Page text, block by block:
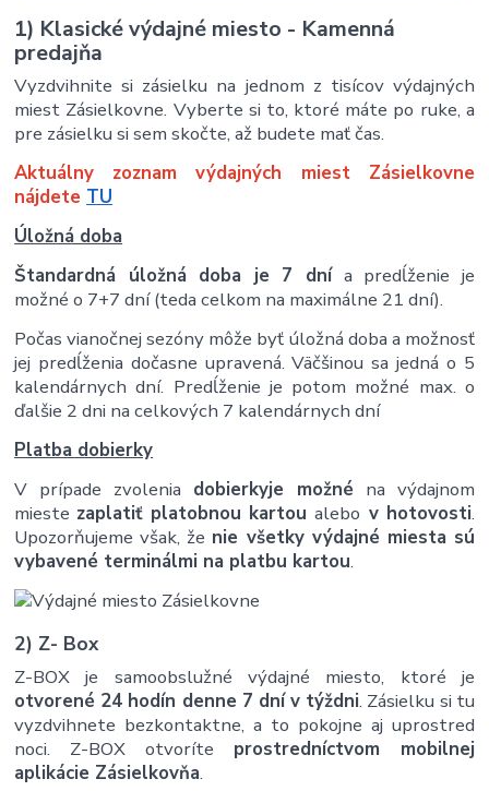
1) Klasické výdajné miesto - Kamenná
predajňa
Vyzdvihnite si zásielku na jednom z tisícov výdajných
miest Zásielkovne. Vyberte si to, ktoré máte po ruke, a
pre zásielku si sem skočte, až budete mať čas.
Aktuálny zoznam výdajných miest Zásielkovne
nájdete TU
Úložná doba
Štandardná úložná doba je 7 dnía predĺženie je
možné o 7+7 dní (teda celkom na maximálne 21 dní).
Počas vianočnej sezóny môže byť úložná doba a možnosť
jej predĺženia dočasne upravená. Väčšinou sa jedná o 5
kalendárnych dní. Predĺženie je potom možné max. o
ďalšie 2 dni na celkových 7 kalendárnych dní
Platba dobierky
V prípade zvolenia dobierkyje možné na výdajnom
mieste zaplatiť platobnou kartoualebo v hotovosti.
Upozorňujeme však, že nie všetky výdajné miesta sú
vybavené terminálmi na platbu kartou.
2) Z- Box
Z-BOX je samoobslužné výdajné miesto, ktoré je
otvorené 24 hodín denne 7 dní v týždni. Zásielku si tu
vyzdvihnete bezkontaktne, a to pokojne aj uprostred
noci. Z-BOX otvoríte prostredníctvom mobilnej
aplikácie Zásielkovňa.